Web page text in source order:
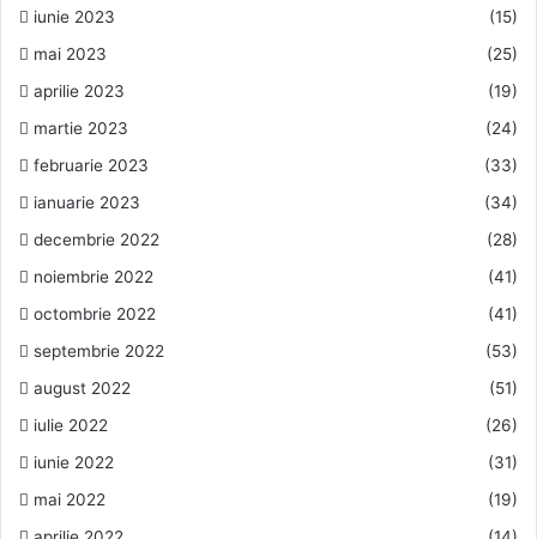
iunie 2023
(15)
mai 2023
(25)
aprilie 2023
(19)
martie 2023
(24)
februarie 2023
(33)
ianuarie 2023
(34)
decembrie 2022
(28)
noiembrie 2022
(41)
octombrie 2022
(41)
septembrie 2022
(53)
august 2022
(51)
iulie 2022
(26)
iunie 2022
(31)
mai 2022
(19)